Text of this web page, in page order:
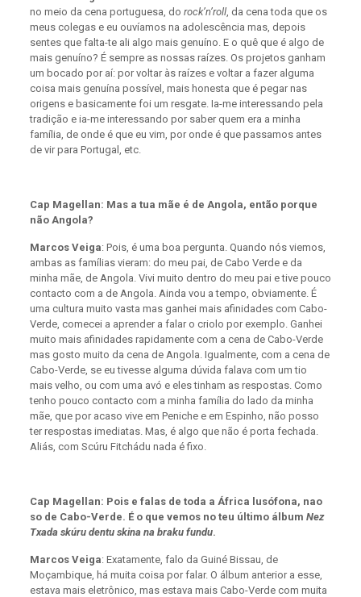
no meio da cena portuguesa, do rock’n’roll, da cena toda que os
meus colegas e eu ouvíamos na adolescência mas, depois
sentes que falta-te ali algo mais genuíno. E o quê que é algo de
mais genuíno? É sempre as nossas raízes. Os projetos ganham
um bocado por aí: por voltar às raízes e voltar a fazer alguma
coisa mais genuína possível, mais honesta que é pegar nas
origens e basicamente foi um resgate. Ia-me interessando pela
tradição e ia-me interessando por saber quem era a minha
família, de onde é que eu vim, por onde é que passamos antes
de vir para Portugal, etc.
Cap Magellan: Mas a tua mãe é de Angola, então porque
não Angola?
Marcos Veiga: Pois, é uma boa pergunta. Quando nós viemos,
ambas as famílias vieram: do meu pai, de Cabo Verde e da
minha mãe, de Angola. Vivi muito dentro do meu pai e tive pouco
contacto com a de Angola. Ainda vou a tempo, obviamente. É
uma cultura muito vasta mas ganhei mais afinidades com Cabo-
Verde, comecei a aprender a falar o criolo por exemplo. Ganhei
muito mais afinidades rapidamente com a cena de Cabo-Verde
mas gosto muito da cena de Angola. Igualmente, com a cena de
Cabo-Verde, se eu tivesse alguma dúvida falava com um tio
mais velho, ou com uma avó e eles tinham as respostas. Como
tenho pouco contacto com a minha família do lado da minha
mãe, que por acaso vive em Peniche e em Espinho, não posso
ter respostas imediatas. Mas, é algo que não é porta fechada.
Aliás, com Scúru Fitchádu nada é fixo.
Cap Magellan: Pois e falas de toda a África lusófona, nao
so de Cabo-Verde. É o que vemos no teu último álbum Nez
Txada skúru dentu skina na braku fundu.
Marcos Veiga: Exatamente, falo da Guiné Bissau, de
Moçambique, há muita coisa por falar. O álbum anterior a esse,
estava mais eletrônico, mas estava mais Cabo-Verde com muita